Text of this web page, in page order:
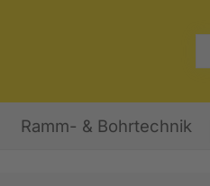
Ramm- & Bohrtechnik